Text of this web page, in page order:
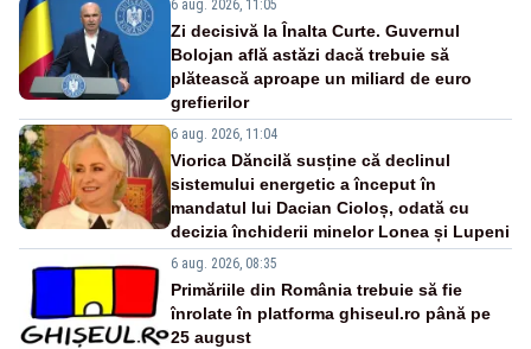
6 aug. 2026, 11:05
Zi decisivă la Înalta Curte. Guvernul
Bolojan află astăzi dacă trebuie să
plătească aproape un miliard de euro
grefierilor
6 aug. 2026, 11:04
Viorica Dăncilă susține că declinul
sistemului energetic a început în
mandatul lui Dacian Cioloș, odată cu
decizia închiderii minelor Lonea și Lupeni
6 aug. 2026, 08:35
Primăriile din România trebuie să fie
înrolate în platforma ghiseul.ro până pe
25 august